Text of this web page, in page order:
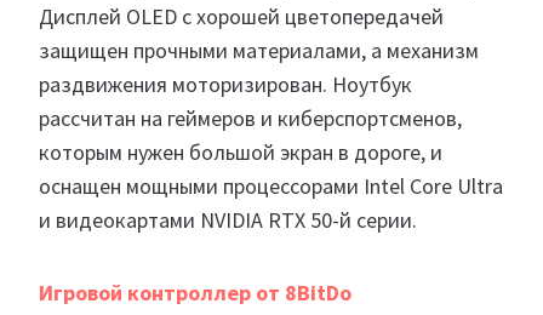
Дисплей OLED с хорошей цветопередачей
защищен прочными материалами, а механизм
раздвижения моторизирован. Ноутбук
рассчитан на геймеров и киберспортсменов,
которым нужен большой экран в дороге, и
оснащен мощными процессорами Intel Core Ultra
и видеокартами NVIDIA RTX 50-й серии.
Игровой контроллер от 8BitDo